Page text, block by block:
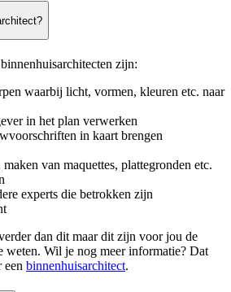
zijn:
waarbij licht, vormen, kleuren etc. naar
in het plan verwerken
in kaart brengen
maken van maquettes, plattegronden etc.
experts die betrokken zijn
dan dit maar dit zijn voor jou de
weten. Wil je nog meer informatie? Dat
een binnenhuisarchitect.